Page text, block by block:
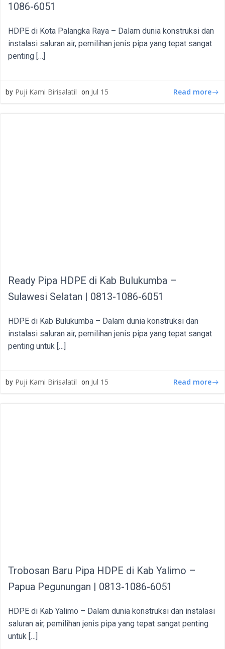
1086-6051
HDPE di Kota Palangka Raya – Dalam dunia konstruksi dan
instalasi saluran air, pemilihan jenis pipa yang tepat sangat
penting […]
by Puji Kami Birisalatil on Jul 15 Read more
Ready Pipa HDPE di Kab Bulukumba –
Sulawesi Selatan | 0813-1086-6051
HDPE di Kab Bulukumba – Dalam dunia konstruksi dan
instalasi saluran air, pemilihan jenis pipa yang tepat sangat
penting untuk […]
by Puji Kami Birisalatil on Jul 15 Read more
Trobosan Baru Pipa HDPE di Kab Yalimo –
Papua Pegunungan | 0813-1086-6051
HDPE di Kab Yalimo – Dalam dunia konstruksi dan instalasi
saluran air, pemilihan jenis pipa yang tepat sangat penting
untuk […]